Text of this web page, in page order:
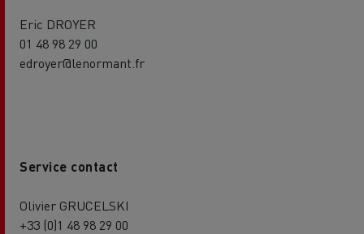
Eric DROYER
01 48 98 29 00
edroyer@lenormant.fr
Service contact
Olivier GRUCELSKI
+33 (0)1 48 98 29 00